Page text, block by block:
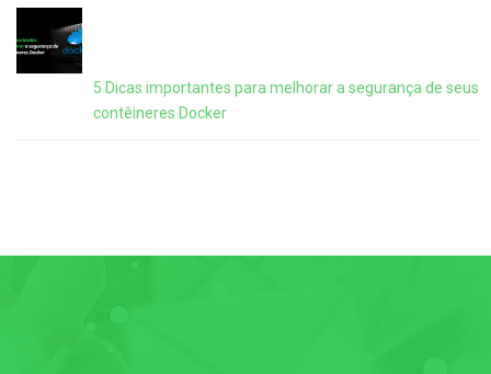
5 Dicas importantes para melhorar a segurança de seus
contêineres Docker